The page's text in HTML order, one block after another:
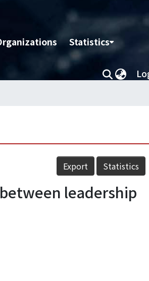
Statistics
Export Statistics
leadership